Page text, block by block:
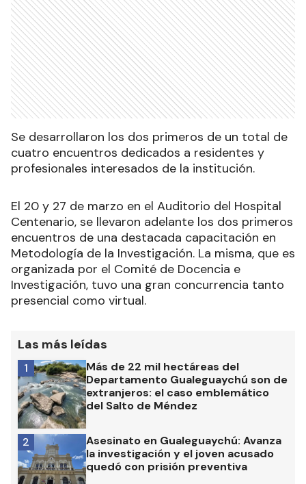
Se desarrollaron los dos primeros de un total de
cuatro encuentros dedicados a residentes y
profesionales interesados de la institución.
El 20 y 27 de marzo en el Auditorio del Hospital
Centenario, se llevaron adelante los dos primeros
encuentros de una destacada capacitación en
Metodología de la Investigación. La misma, que es
organizada por el Comité de Docencia e
Investigación, tuvo una gran concurrencia tanto
presencial como virtual.
Las más leídas
Más de 22 mil hectáreas del
Departamento Gualeguaychú son de
extranjeros: el caso emblemático
del Salto de Méndez
1
Asesinato en Gualeguaychú: Avanza
la investigación y el joven acusado
quedó con prisión preventiva
2